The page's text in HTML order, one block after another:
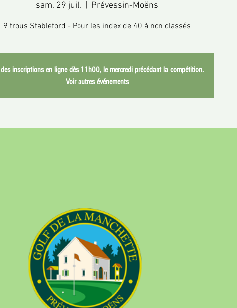
sam. 29 juil. Prévessin-Moëns
9 trous Stableford - Pour les index de 40 à non classés
inscriptions en ligne dès 11h00, le mercredi précédant la compétition.
Voir autres événements